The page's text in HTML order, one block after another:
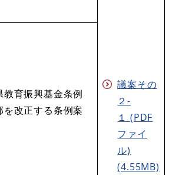
議案その
２-
１ (PDF
ファイ
ル)
(4.55MB)
教育振興基金条例
を改正する条例案